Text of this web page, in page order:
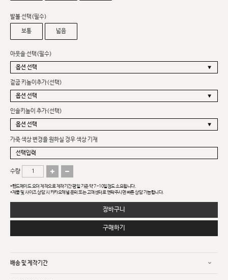
발볼 선택(필수)
보통 넓음
아웃솔 선택(필수)
겉굽 키높이추가(선택)
인솔키높이 추가(선택)
가죽 색상 변경을 원하실 경우 색상 기재
수량
*핸드메이드 오더 제작으로 제작기간 평일 기준 약 7~10일정도 소요됩니다.
*제품 및 사이즈 상담 시 카카오채널 문의 또는 고객센터로 연락주시면 빠른 상담 가능합니다.
장바구니
구매하기
배송 및 제작기간